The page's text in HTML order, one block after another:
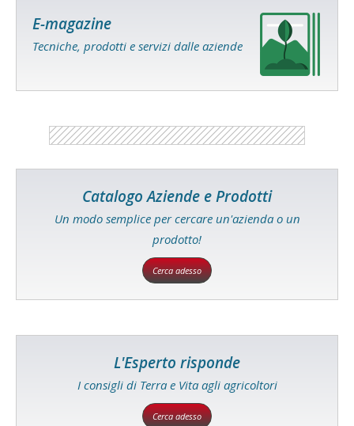
E-magazine
Tecniche, prodotti e servizi dalle aziende
Catalogo Aziende e Prodotti
Un modo semplice per cercare un'azienda o un
prodotto!
Cerca adesso
L'Esperto risponde
I consigli di Terra e Vita agli agricoltori
Cerca adesso